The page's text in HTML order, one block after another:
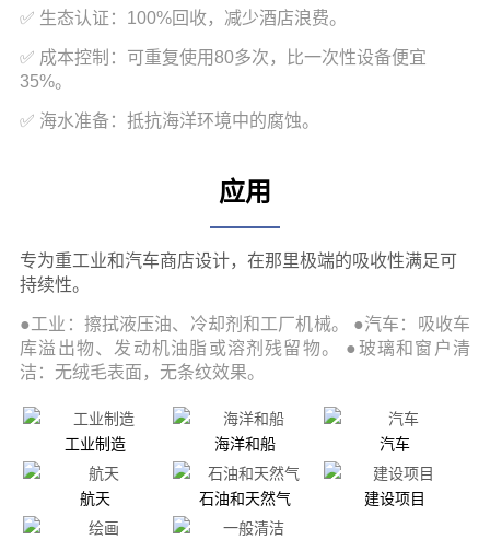
应用
工业制造 海洋和船 汽车
航天 石油和天然气 建设项目